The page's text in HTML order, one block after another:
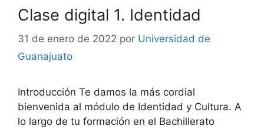
Clase digital 1. Identidad
31 de enero de 2022 por Universidad de
Guanajuato
Introducción Te damos la más cordial
bienvenida al módulo de Identidad y Cultura. A
lo largo de tu formación en el Bachillerato